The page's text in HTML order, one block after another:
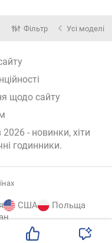
Фільтр Усі моделі
щодо сайту
- новинки, хіти
годинники.
США
Польща